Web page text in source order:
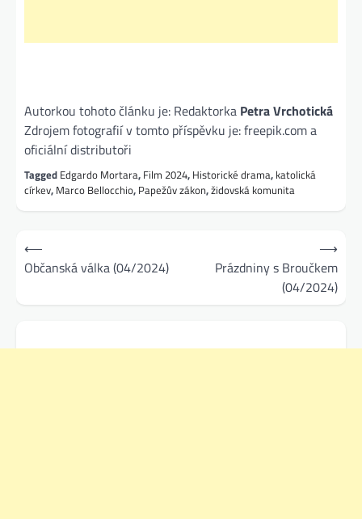
Autorkou tohoto článku je: Redaktorka Petra Vrchotická
Zdrojem fotografií v tomto příspěvku je: freepik.com a
oficiální distributoři
Tagged Edgardo Mortara, Film 2024, Historické drama, katolická
církev, Marco Bellocchio, Papežův zákon,židovská komunita
Navigace
pro
⟵
Občanská válka (04/2024)
Prázdniny s Broučkem
(04/2024)
⟶